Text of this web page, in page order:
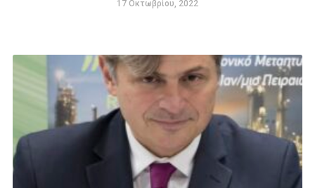
17 Οκτωβρίου, 2022